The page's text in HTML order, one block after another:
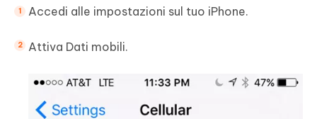
Accedi alle impostazioni sul tuo iPhone.
Attiva Dati mobili.